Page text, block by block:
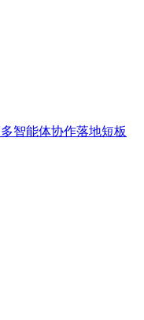
智能体协作落地短板